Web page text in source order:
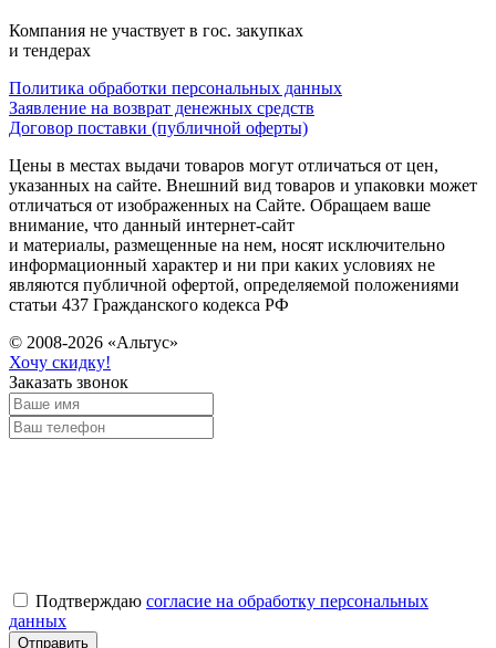
Компания не участвует в гос. закупках
и тендерах
Политика обработки персональных данных
Заявление на возврат денежных средств
Договор поставки (публичной оферты)
Цены в местах выдачи товаров могут отличаться от цен,
указанных на сайте. Внешний вид товаров и упаковки может
отличаться от изображенных на Сайте. Обращаем ваше
внимание, что данный интернет-сайт
и материалы, размещенные на нем, носят исключительно
информационный характер и ни при каких условиях не
являются публичной офертой, определяемой положениями
статьи 437 Гражданского кодекса РФ
© 2008-2026 «Альтус»
Хочу скидку!
Заказать звонок
Подтверждаю согласие на обработку персональных
данных